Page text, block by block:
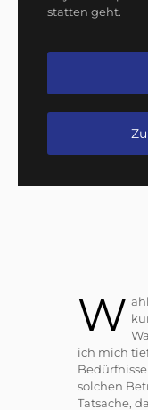
statten geht.
W
ich mich
solchen
Tatsache,